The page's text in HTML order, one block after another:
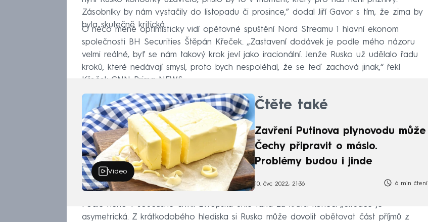
Zásobníky by nám vystačily do listopadu či prosince,” dodal Jiří Gavor s tím, že zima by
byla skutečně kritická.
O něco méně optimisticky vidí opětovné spuštění Nord Streamu 1 hlavní ekonom
společnosti BH Securities Štěpán Křeček. „Zastavení dodávek je podle mého názoru
velmi reálné, byť se nám takový krok jeví jako iracionální. Jenže Rusko už udělalo řadu
kroků, které nedávají smysl, proto bych nespoléhal, že se teď zachová jinak,“ řekl
Křeček CNN Prima NEWS.
Video
Čtěte také
Zavření Putinova plynovodu může
Čechy připravit o máslo.
Problémy budou i jinde
10. čvc 2022, 21:36 6 min čtení
Podle něho v současné chvíli Evropská unie tahá za kratší konec. „Situace je
asymetrická. Z krátkodobého hlediska si Rusko může dovolit obětovat část příjmů z